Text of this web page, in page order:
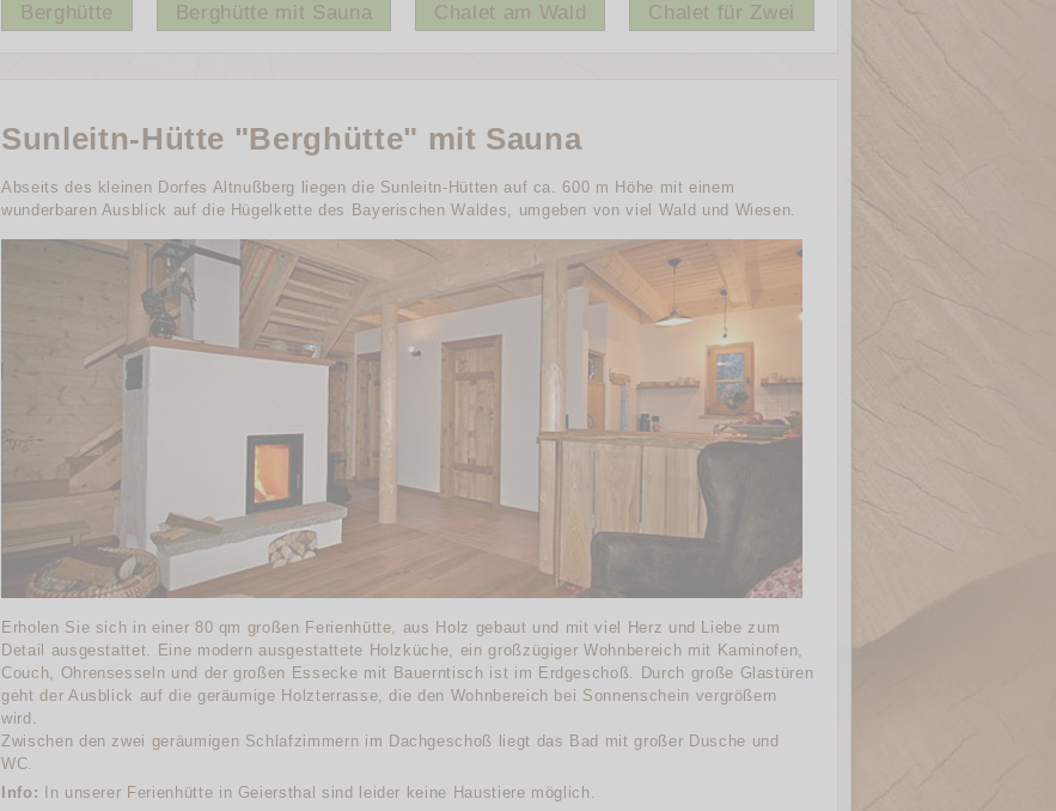
Berghütte Berghütte mit Sauna Chalet am Wald Chalet für Zwei
Sunleitn-Hütte "Berghütte" mit Sauna
Abseits des kleinen Dorfes Altnußberg liegen die Sunleitn-Hütten auf ca. 600 m Höhe mit einem
wunderbaren Ausblick auf die Hügelkette des Bayerischen Waldes, umgeben von viel Wald und Wiesen.
Erholen Sie sich in einer 80 qm großen Ferienhütte, aus Holz gebaut und mit viel Herz und Liebe zum
Detail ausgestattet. Eine modern ausgestattete Holzküche, ein großzügiger Wohnbereich mit Kaminofen,
Couch, Ohrensesseln und der großen Essecke mit Bauerntisch ist im Erdgeschoß. Durch große Glastüren
geht der Ausblick auf die geräumige Holzterrasse, die den Wohnbereich bei Sonnenschein vergrößern
wird.
Zwischen den zwei geräumigen Schlafzimmern im Dachgeschoß liegt das Bad mit großer Dusche und
WC.
Info:
In unserer Ferienhütte in Geiersthal sind leider keine Haustiere möglich.